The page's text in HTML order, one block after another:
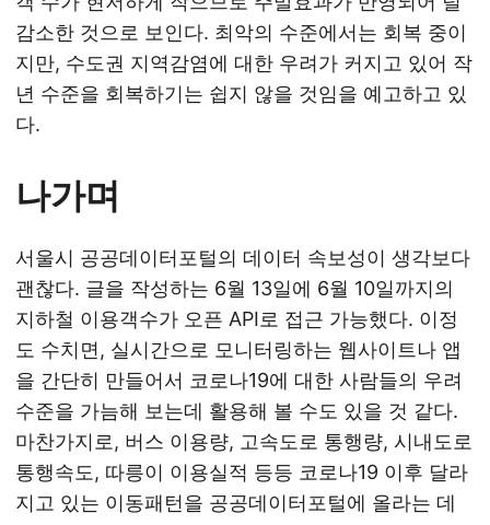
감소한 것으로 보인다. 최악의 수준에서는 회복 중이
지만, 수도권 지역감염에 대한 우려가 커지고 있어 작
년 수준을 회복하기는 쉽지 않을 것임을 예고하고 있
다.
나가며
서울시 공공데이터포털의 데이터 속보성이 생각보다
괜찮다. 글을 작성하는 6월 13일에 6월 10일까지의
지하철 이용객수가 오픈 API로 접근 가능했다. 이정
도 수치면, 실시간으로 모니터링하는 웹사이트나 앱
을 간단히 만들어서 코로나19에 대한 사람들의 우려
수준을 가늠해 보는데 활용해 볼 수도 있을 것 같다.
마찬가지로, 버스 이용량, 고속도로 통행량, 시내도로
통행속도, 따릉이 이용실적 등등 코로나19 이후 달라
지고 있는 이동패턴을 공공데이터포털에 올라는 데